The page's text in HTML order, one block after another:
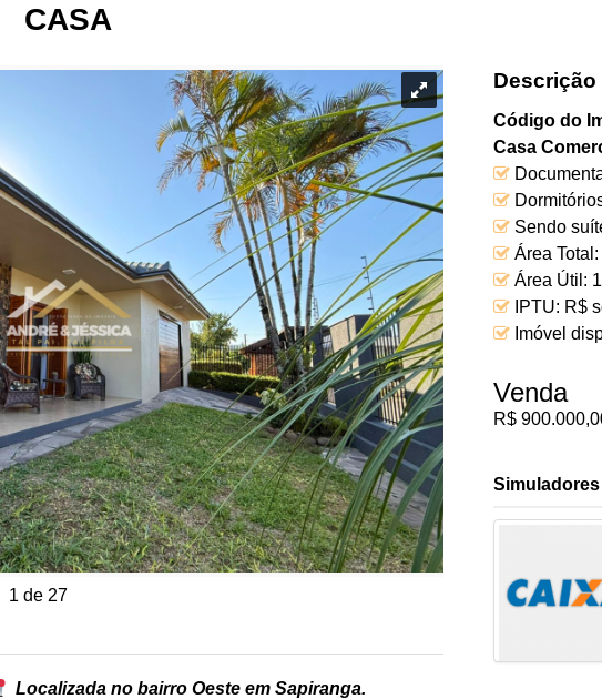
CASA
1 de 27
Localizada no bairro Oeste em Sapiranga.
Descrição
Código do
Casa
Sendo
Área Total:
Área Útil:
IPTU: R$
Imóvel
Venda
R$